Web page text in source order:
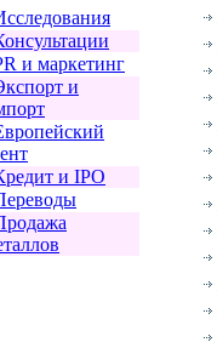
и маpкетинг
и
и IPO